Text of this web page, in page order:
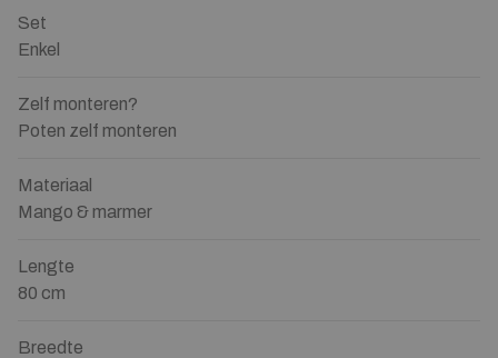
Set
Enkel
Zelf monteren?
Poten zelf monteren
Materiaal
Mango & marmer
Lengte
80 cm
Breedte